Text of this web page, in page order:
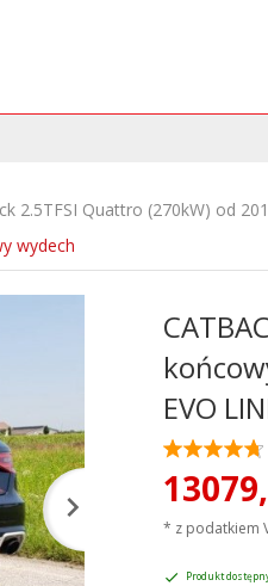
2.5TFSI Quattro (270kW) od
wydech
EVO
13079,
* z podatkiem
Produkt